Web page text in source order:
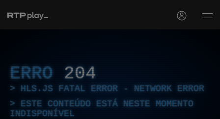
ERRO 204
HLS.JS FATAL ERROR - NETWORK ERROR
ESTE CONTEÚDO ESTÁ NESTE MOMENTO
INDISPONÍVEL